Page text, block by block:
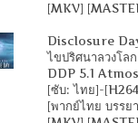
[MKV]
Disclosure
ไขปริศนาลวงโล
DDP 5.1
[ซับ: ไทย]-
[พากย์ไทย บรรย